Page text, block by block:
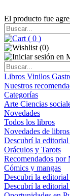
El producto fue
( 0 )
(0)
Libros Vinilos
Nuestros
Categorías
Arte Ciencias
Novedades
Todos los libros
Novedades de
Descubrí la
Oráculos y Tarots
Recomendados por
Cómics y mangas
Descubri la
Descubrí la